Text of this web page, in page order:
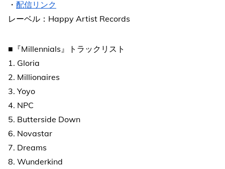
・ 配信リンク
レーベル：Happy Artist Records
■『Millennials』トラックリスト
1. Gloria
2. Millionaires
3. Yoyo
4. NPC
5. Butterside Down
6. Novastar
7. Dreams
8. Wunderkind